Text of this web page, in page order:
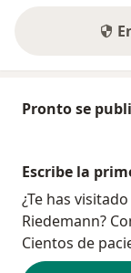
Pronto se
Escribe la
¿Te has
Riedemann?
Cientos de